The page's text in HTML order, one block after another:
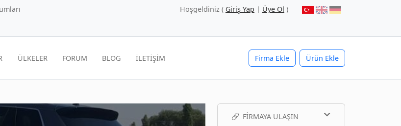
Hoşgeldiniz ( Giriş Yap | Üye Ol )
Firma Ekle Ürün Ekle
ÜLKELER FORUM BLOG İLETİŞİM
FIRMAYA ULAŞIN